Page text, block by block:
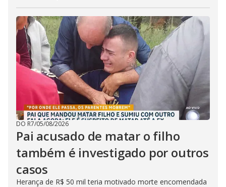
DO R7/05/08/2026
Pai acusado de matar o filho
também é investigado por outros
casos
Herança de R$ 50 mil teria motivado morte encomendada